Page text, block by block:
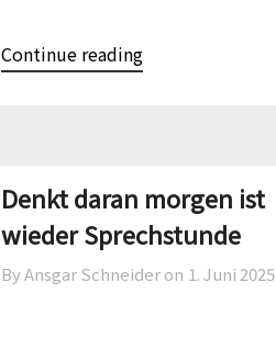
Continue reading
Denkt daran morgen ist
wieder Sprechstunde
By Ansgar Schneider on 1. Juni 2025